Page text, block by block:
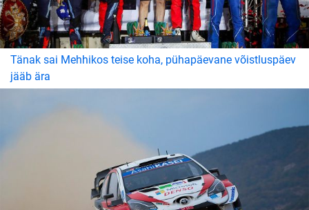
Tänak sai Mehhikos teise koha, pühapäevane võistluspäev
jääb ära